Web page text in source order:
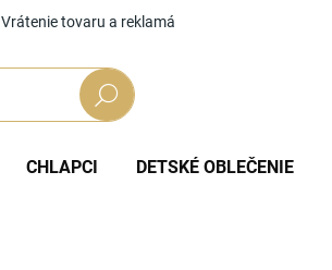
Vrátenie tovaru a reklamácia
Hľadať
CHLAPCI DETSKÉ OBLEČENIE